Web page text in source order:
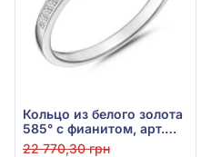
Кольцо из белого золота
585° с фианитом, арт.
141264б
22 770,30 грн